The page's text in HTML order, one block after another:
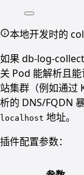
本地开发时的
如果 db-log-
关 Pod 能解析且
站集群（例如通过
析的 DNS/FQDN
localhost 地址。
插件配置参数：